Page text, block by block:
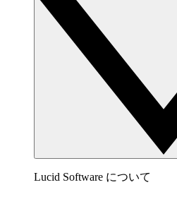
Lucid Software について